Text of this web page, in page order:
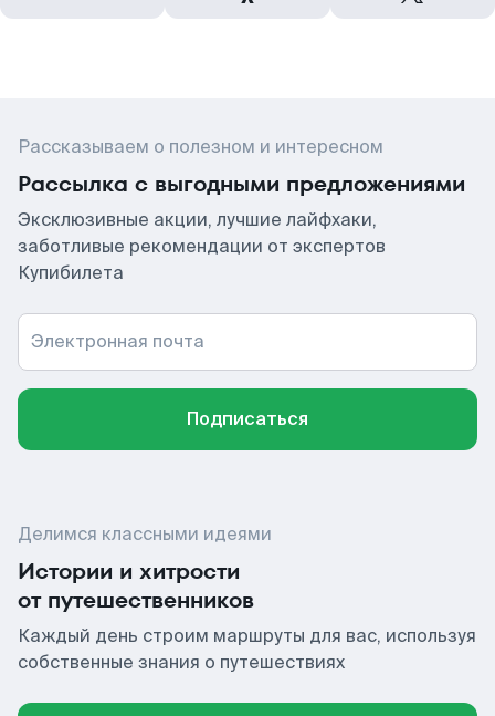
Рассказываем о полезном и интересном
Рассылка с выгодными предложениями
Эксклюзивные акции, лучшие лайфхаки,
заботливые рекомендации от экспертов
Купибилета
Электронная почта
Подписаться
Делимся классными идеями
Истории и хитрости
от путешественников
Каждый день строим маршруты для вас, используя
собственные знания о путешествиях